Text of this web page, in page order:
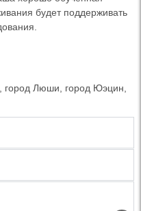
будет поддерживать
Люши, город Юэцин,